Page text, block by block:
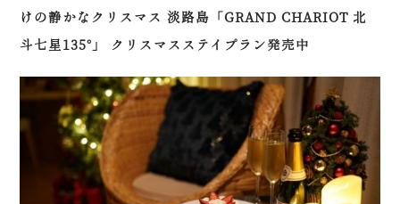
けの静かなクリスマス 淡路島「GRAND CHARIOT 北
斗七星135°」 クリスマスステイプラン発売中